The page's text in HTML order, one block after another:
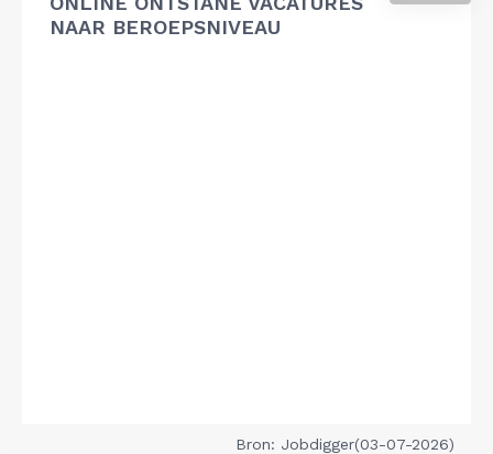
NAAR BEROEPSNIVEAU
Bron: Jobdigger(03-07-2026)